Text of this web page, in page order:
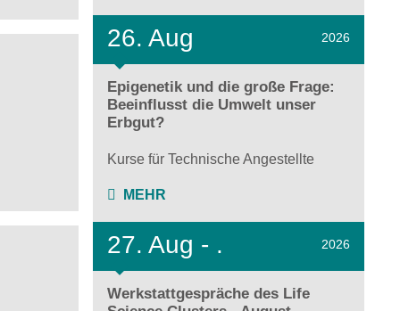
26. Aug 2026
Epigenetik und die große Frage:
Beeinflusst die Umwelt unser
Erbgut?
Kurse für Technische Angestellte
MEHR
27. Aug - . 2026
Werkstattgespräche des Life